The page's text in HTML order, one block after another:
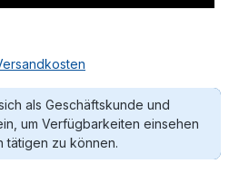
als Geschäftskunde und
um Verfügbarkeiten einsehen
tätigen zu können.